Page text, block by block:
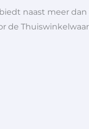
naast meer
de